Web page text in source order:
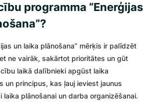
programma “Enerģijas
un laika plānošana” mērķis ir palīdzēt
ne vairāk, sakārtot prioritātes un gūt
laikā dalībnieki apgūst laika
un principus, kas ļauj ieviest jaunus
laika plānošanai un darba organizēšanai.